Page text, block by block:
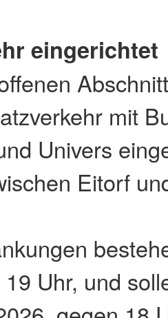
eingerichtet
mit
Univers
Eitorf
Uhr, und